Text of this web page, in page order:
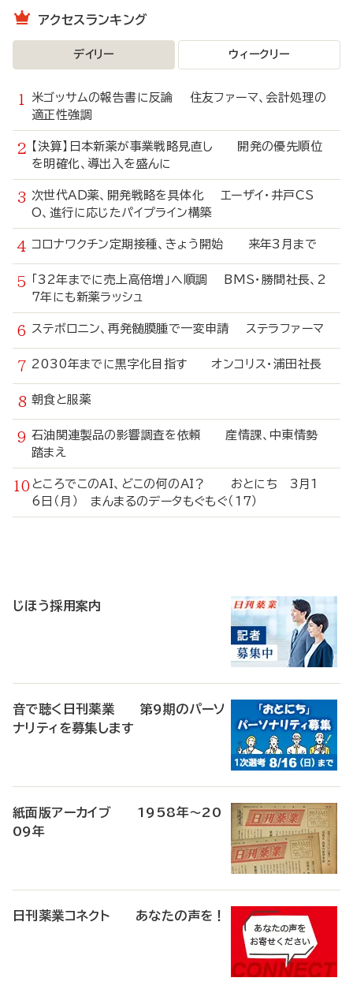
アクセスランキング
デイリー ウィークリー
米ゴッサムの報告書に反論 住友ファーマ、会計処理の
適正性強調
【決算】日本新薬が事業戦略見直し 開発の優先順位
を明確化、導出入を盛んに
次世代AD薬、開発戦略を具体化 エーザイ・井戸CS
O、進行に応じたパイプライン構築
コロナワクチン定期接種、きょう開始 来年3月まで
「32年までに売上高倍増」へ順調 BMS・勝間社長、2
7年にも新薬ラッシュ
ステボロニン、再発髄膜腫で一変申請 ステラファーマ
2030年までに黒字化目指す オンコリス・浦田社長
朝食と服薬
石油関連製品の影響調査を依頼 産情課、中東情勢
踏まえ
ところでこのAI、どこの何のAI？ おとにち 3月1
6日（月） まんまるのデータもぐもぐ（17）
じほう採用案内
音で聴く日刊薬業 第9期のパーソ
ナリティを募集します
紙面版アーカイブ 1958年～20
09年
日刊薬業コネクト あなたの声を！